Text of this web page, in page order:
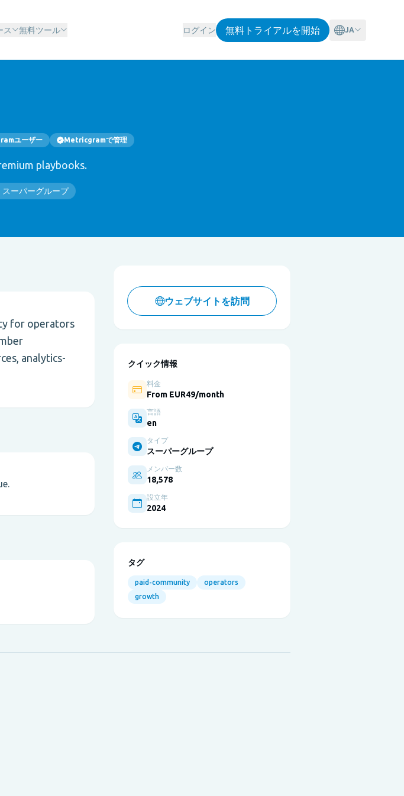
ス 無料ツール ログイン 無料トライアルを開始 JA
ユーザー Metricgramで管理
playbooks.
スーパーグループ
for operators
analytics-
ウェブサイトを訪問
クイック情報
料金
From EUR49/month
言語
en
タイプ
スーパーグループ
メンバー数
18,578
設立年
2024
タグ
paid-community
operators
growth